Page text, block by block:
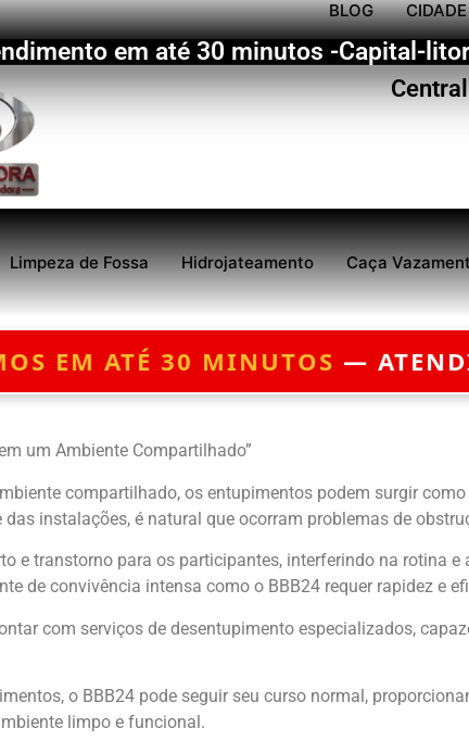
BLOG
em até 30 minutos -Capital-
Limpeza de Fossa Hidrojateamento Caça
— ATENDIMENTO 24
um Ambiente Compartilhado”
compartilhado, os entupimentos podem surgir
instalações, é natural que ocorram problemas de
e transtorno para os participantes, interferindo na rotina
de convivência intensa como o BBB24 requer rapidez e
com serviços de desentupimento especializados,
o BBB24 pode seguir seu curso normal,
limpo e funcional.